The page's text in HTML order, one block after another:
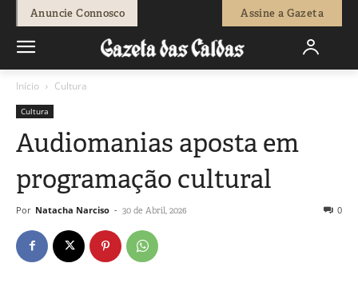
Anuncie Connosco Assine a Gazeta
Início Cultura
Cultura
Audiomanias aposta em
programação cultural
Por Natacha Narciso - 30 de Abril, 2026 0